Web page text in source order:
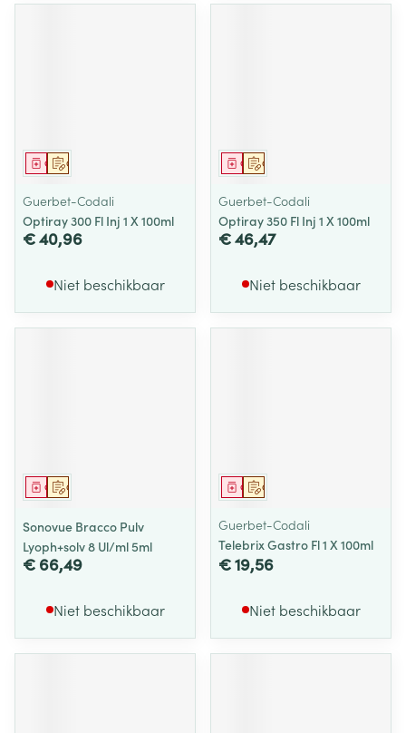
Op voorschrift
Geneesmiddel
Guerbet-Codali
Optiray 300 Fl Inj 1 X 100ml
€ 40,96
Niet beschikbaar
Op voorschrift
Geneesmiddel
Guerbet-Codali
Optiray 350 Fl Inj 1 X 100ml
€ 46,47
Niet beschikbaar
Op voorschrift
Geneesmiddel
Sonovue Bracco Pulv
Lyoph+solv 8 Ul/ml 5ml
€ 66,49
Niet beschikbaar
Op voorschrift
Geneesmiddel
Guerbet-Codali
Telebrix Gastro Fl 1 X 100ml
€ 19,56
Niet beschikbaar